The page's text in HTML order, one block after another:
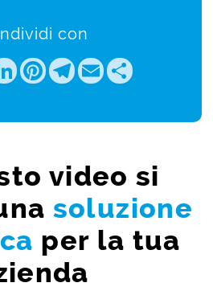
con
LinkedIn
Pinterest
Telegram
EmailShare
video si
soluzione
per la tua